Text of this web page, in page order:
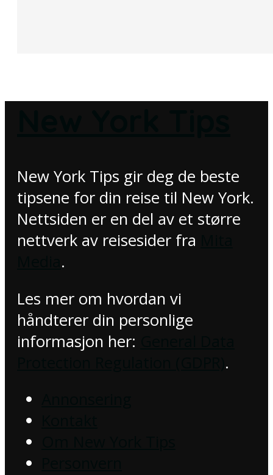
New York Tips gir deg de beste
tipsene for din reise til New York.
Nettsiden er en del av et større
nettverk av reisesider fra
.
Les mer om hvordan vi
håndterer din personlige
informasjon her:
.